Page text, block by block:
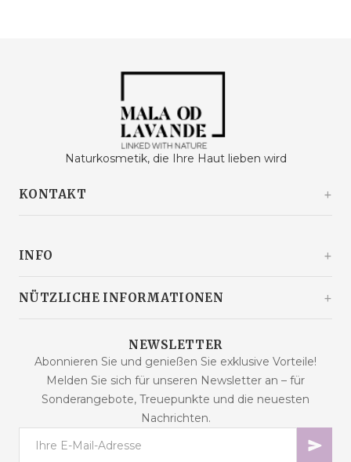
Naturkosmetik, die Ihre Haut lieben wird
KONTAKT
Kroatien
Mo. - Fr.: 09 - 15 Uhr
INFO
Über uns
Produkte im Angebot
Neue Produkte
Sitemap
NÜTZLICHE INFORMATIONEN
Häufig gestellte Fragen
Kaufbedingungen
Datensicherheit
Zahlungsarten
NEWSLETTER
Abonnieren Sie und genießen Sie exklusive Vorteile!
Melden Sie sich für unseren Newsletter an – für
Sonderangebote, Treuepunkte und die neuesten
Nachrichten.